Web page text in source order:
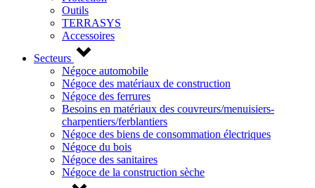
Outils
TERRASYS
Accessoires
Secteurs
Négoce automobile
Négoce des matériaux de construction
Négoce des ferrures
Besoins en matériaux des couvreurs/menuisiers-
charpentiers/ferblantiers
Négoce des biens de consommation électriques
Négoce du bois
Négoce des sanitaires
Négoce de la construction sèche